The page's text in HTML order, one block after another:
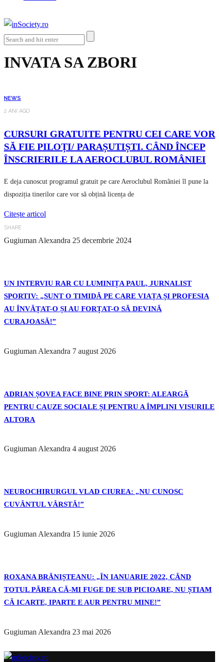
INVATA SA ZBORI
NEWS
2 ANI AGO
CURSURI GRATUITE PENTRU CEI CARE VOR
SĂ FIE PILOȚI/ PARAȘUTIȘTI. CÂND ÎNCEP
ÎNSCRIERILE LA AEROCLUBUL ROMÂNIEI
E deja cunoscut programul gratuit pe care Aeroclubul României îl pune la
dispoziția tinerilor care vor să obțină licența de
Citește articol
SHARE
Gugiuman Alexandra 25 decembrie 2024
UN INTERVIU RAR CU LUMINIȚA PAUL, JURNALIST
SPORTIV: „SUNT O TIMIDĂ PE CARE VIAȚA ȘI PROFESIA
AU ÎNVĂȚAT-O ȘI AU FORȚAT-O SĂ DEVINĂ
CURAJOASĂ!”
Gugiuman Alexandra 7 august 2026
ADRIAN ȘOVEA FACE BINE PRIN SPORT: ALEARGĂ
PENTRU CAUZE SOCIALE ȘI PENTRU A ÎMPLINI VISURILE
ALTORA
Gugiuman Alexandra 4 august 2026
NEUROCHIRURGUL VLAD CIUREA: „NU CUNOSC
CUVÂNTUL VÂRSTĂ!”
Gugiuman Alexandra 15 iunie 2026
ROXANA BRĂNIȘTEANU: „ÎN IANUARIE 2022, CÂND
TOTUL PĂREA CĂ-MI FUGE DE SUB PICIOARE, NU ȘTIAM
CĂ ICARTE, IPARTE E AUR PENTRU MINE!”
Gugiuman Alexandra 23 mai 2026